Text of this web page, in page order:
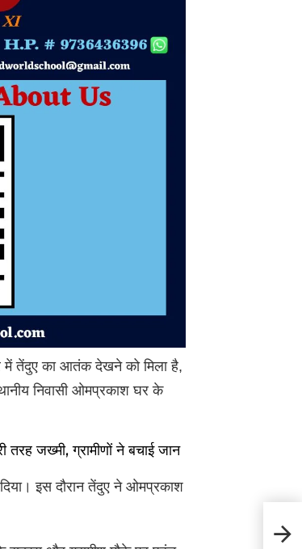
में तेंदुए का आतंक देखने को मिला है,
निवासी ओमप्रकाश घर के
जख्मी, ग्रामीणों ने बचाई जान
इस दौरान तेंदुए ने ओमप्रकाश